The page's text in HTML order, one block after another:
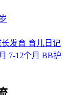
长发育 育儿日记
7-12个月 BB护